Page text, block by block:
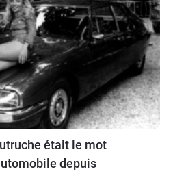
était le mot
depuis